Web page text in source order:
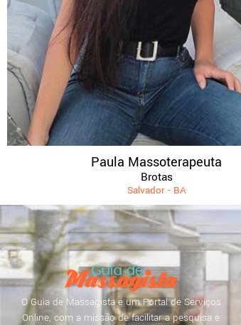
Paula Massoterapeuta
Brotas
Salvador - BA
O Guia de Massagista é um Portal de Serviços
Online, com a missão de facilitar a pesquisa e